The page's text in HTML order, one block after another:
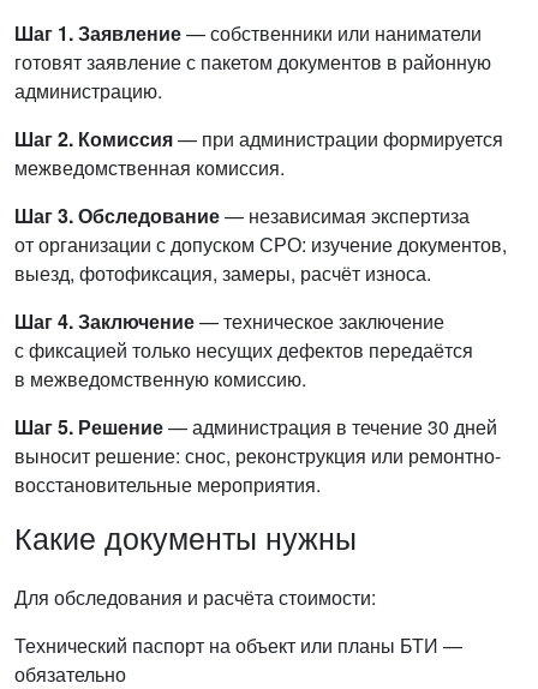
Шаг 1. Заявление— собственники или наниматели
готовят заявление с пакетом документов в районную
администрацию.
Шаг 2. Комиссия— при администрации формируется
межведомственная комиссия.
Шаг 3. Обследование— независимая экспертиза
от организации с допуском СРО: изучение документов,
выезд, фотофиксация, замеры, расчёт износа.
Шаг 4. Заключение— техническое заключение
с фиксацией только несущих дефектов передаётся
в межведомственную комиссию.
Шаг 5. Решение— администрация в течение 30 дней
выносит решение: снос, реконструкция или ремонтно-
восстановительные мероприятия.
Какие документы нужны
Для обследования и расчёта стоимости:
Технический паспорт на объект или планы БТИ —
обязательно